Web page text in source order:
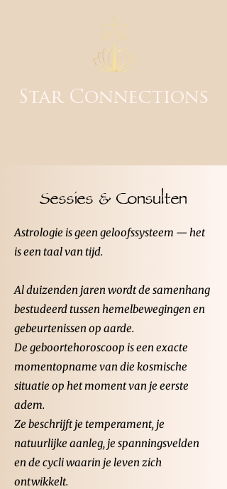
Star Connections
Sessies & Consulten
Astrologie is geen geloofssysteem — het
is een taal van tijd.
Al duizenden jaren wordt de samenhang
bestudeerd tussen hemelbewegingen en
gebeurtenissen op aarde.
De geboortehoroscoop is een exacte
momentopname van die kosmische
situatie op het moment van je eerste
adem.
Ze beschrijft je temperament, je
natuurlijke aanleg, je spanningsvelden
en de cycli waarin je leven zich
ontwikkelt.